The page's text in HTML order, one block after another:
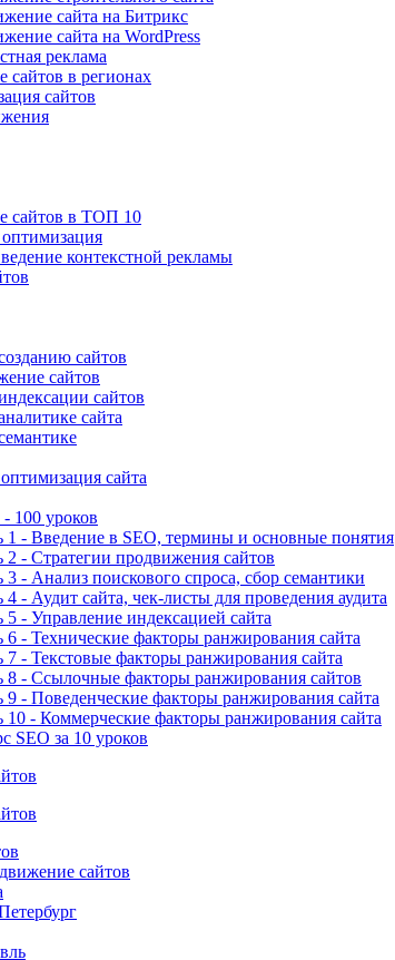
сайта на Битрикс
сайта на WordPress
реклама
сайтов в регионах
сайтов
сайтов в ТОП 10
оптимизация
контекстной рекламы
сайтов
сайтов
сайтов
сайта
сайта
100 уроков
1 - Введение в SEO, термины и основные понятия
2 - Стратегии продвижения сайтов
- Анализ поискового спроса, сбор семантики
- Аудит сайта, чек-листы для проведения аудита
- Управление индексацией сайта
6 - Технические факторы ранжирования сайта
7 - Текстовые факторы ранжирования сайта
8 - Ссылочные факторы ранжирования сайтов
9 - Поведенческие факторы ранжирования сайта
10 - Коммерческие факторы ранжирования сайта
SEO за 10 уроков
сайтов